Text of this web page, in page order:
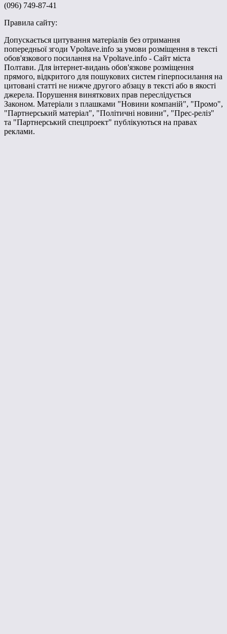
(096) 749-87-41
Правила сайту:
Допускається цитування матеріалів без отримання
попередньої згоди Vpoltave.info за умови розміщення в тексті
обов'язкового посилання на Vpoltave.info - Сайт міста
Полтави. Для інтернет-видань обов'язкове розміщення
прямого, відкритого для пошукових систем гіперпосилання на
цитовані статті не нижче другого абзацу в тексті або в якості
джерела. Порушення виняткових прав переслідується
Законом. Матеріали з плашками "Новини компаній", "Промо",
"Партнерський матеріал", "Політичні новини", "Прес-реліз"
та "Партнерський спецпроект" публікуються на правах
реклами.